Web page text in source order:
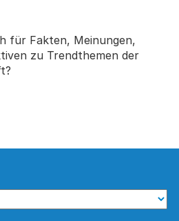
für Fakten, Meinungen,
zu Trendthemen der